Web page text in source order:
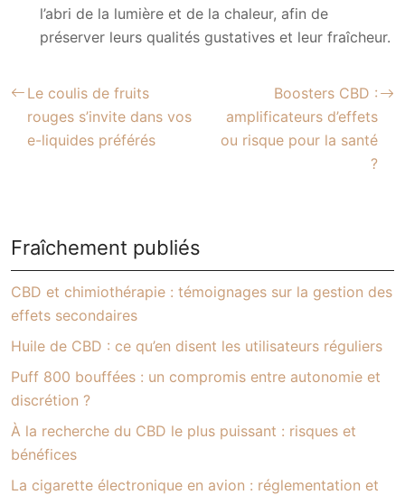
l’abri de la lumière et de la chaleur, afin de
préserver leurs qualités gustatives et leur fraîcheur.
Le coulis de fruits
rouges s’invite dans vos
e-liquides préférés
Boosters CBD :
amplificateurs d’effets
ou risque pour la santé
?
Fraîchement publiés
CBD et chimiothérapie : témoignages sur la gestion des
effets secondaires
Huile de CBD : ce qu’en disent les utilisateurs réguliers
Puff 800 bouffées : un compromis entre autonomie et
discrétion ?
À la recherche du CBD le plus puissant : risques et
bénéfices
La cigarette électronique en avion : réglementation et